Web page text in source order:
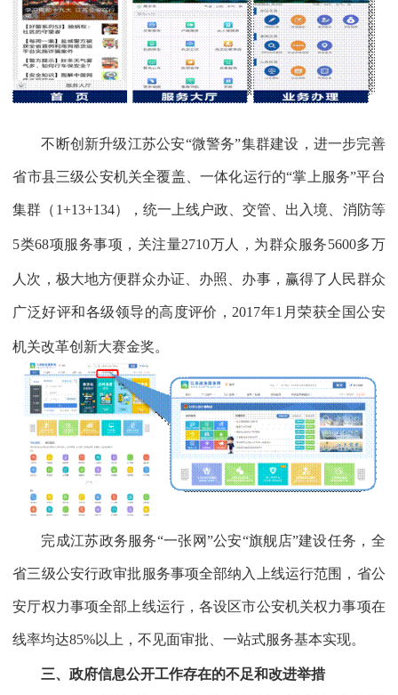
不断创新升级江苏公安“微警务”集群建设，进一步完善
省市县三级公安机关全覆盖、一体化运行的“掌上服务”平台
集群（ 1+13+134），统一上线户政、交管、出入境、消防等
5类68项服务事项，关注量2710万人，为群众服务5600多万
人次，极大地方便群众办证、办照、办事，赢得了人民群众
广泛好评和各级领导的高度评价， 2017年1 月荣获全国公安
机关改革创新大赛金奖。
完成江苏政务服务“一张网”公安“旗舰店”建设任务，全
省三级公安行政审批服务事项全部纳入上线运行范围，省公
安厅权力事项全部上线运行，各设区市公安机关权力事项在
线率均达85%以上，不见面审批、一站式服务基本实现。
三、政府信息公开工作存在的不足和改进举措